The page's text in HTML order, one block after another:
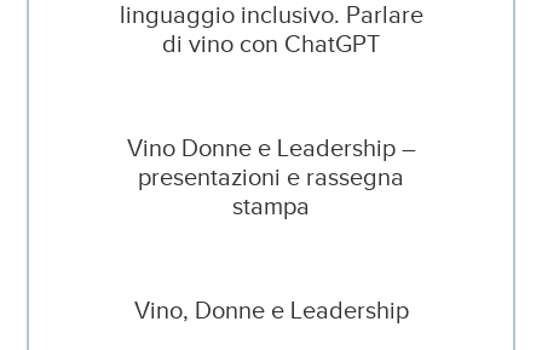
linguaggio inclusivo. Parlare
di vino con ChatGPT
Vino Donne e Leadership –
presentazioni e rassegna
stampa
Vino, Donne e Leadership